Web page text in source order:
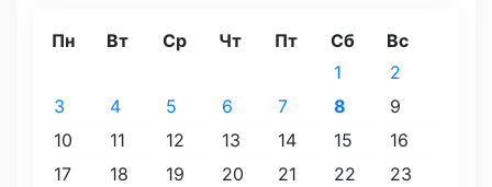
Пн Вт Ср Чт Пт Сб Вс
1
2
3
4 5 6 7 8
9
10
11 12 13 14 15
16
17
18 19 20 21 22
23